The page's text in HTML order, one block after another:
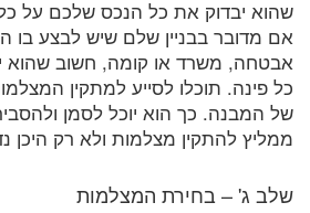
שהוא יבדוק את כל הנכס שלכם על
אם מדובר בבניין שלם שיש לבצע
אבטחה, משרד או קומה, חשוב שהוא
כל פינה. תוכלו לסייע למתקין
של המבנה. כך הוא יוכל לסמן
ממליץ להתקין מצלמות ולא רק היכן
שלב ג' – בחירת המצלמות